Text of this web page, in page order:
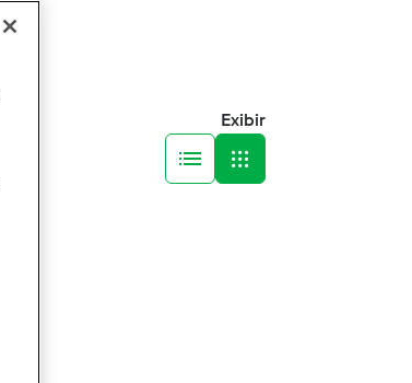
Exibir